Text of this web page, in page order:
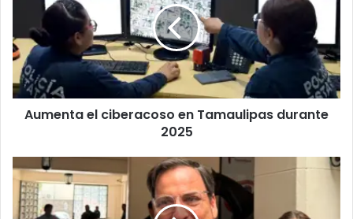
Aumenta el ciberacoso en Tamaulipas durante
2025